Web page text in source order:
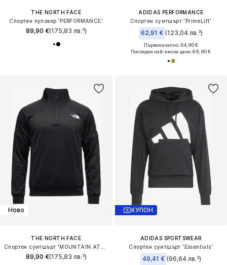
THE NORTH FACE
Спортен пуловер 'PERFORMANCE'
89,90 €(175,83 лв.³)
ADIDAS PERFORMANCE
Спортен суитшърт 'PrimeLift'
62,91 € (123,04 лв.³)
Първоначално: 84,90 €
Последна най-ниска цена:69,90 €
Ново
THE NORTH FACE
89,90 €(175,83 лв.³)
КУПОН
ADIDAS SPORTSWEAR
Спортен суитшърт 'Essentials'
49,41 € (96,64 лв.³)